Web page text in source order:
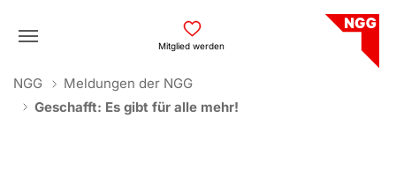
Mitglied werden
You are here:
NGG
Meldungen der NGG
Geschafft: Es gibt für alle mehr!